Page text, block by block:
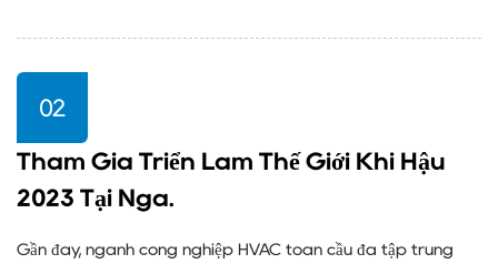
02
Tham Gia Triển Lãm Thế Giới Khí Hậu
2023 Tại Nga.
Gần đây, ngành công nghiệp HVAC toàn cầu đã tập trung